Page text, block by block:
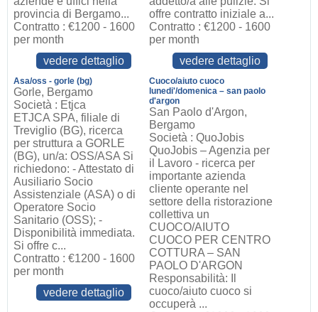
provincia di Bergamo...
Contratto : €1200 - 1600
per month
vedere dettaglio
offre contratto iniziale a...
Contratto : €1200 - 1600
per month
vedere dettaglio
Asa/oss - gorle (bg)
Gorle, Bergamo
Società : Etjca
ETJCA SPA, filiale di
Treviglio (BG), ricerca
per struttura a GORLE
(BG), un/a: OSS/ASA Si
richiedono: - Attestato di
Ausiliario Socio
Assistenziale (ASA) o di
Operatore Socio
Sanitario (OSS); -
Disponibilità immediata.
Si offre c...
Contratto : €1200 - 1600
per month
vedere dettaglio
Cuoco/aiuto cuoco
lunedi'/domenica – san paolo
d'argon
San Paolo d'Argon,
Bergamo
Società : QuoJobis
QuoJobis – Agenzia per
il Lavoro - ricerca per
importante azienda
cliente operante nel
settore della ristorazione
collettiva un
CUOCO/AIUTO
CUOCO PER CENTRO
COTTURA – SAN
PAOLO D'ARGON
Responsabilità: Il
cuoco/aiuto cuoco si
occuperà ...